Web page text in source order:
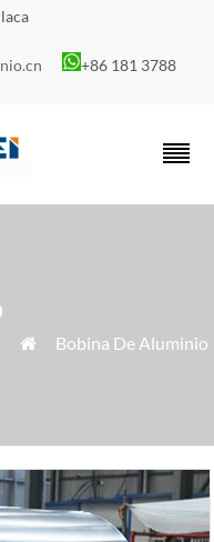
+86 181 3788
 Bobina De Aluminio